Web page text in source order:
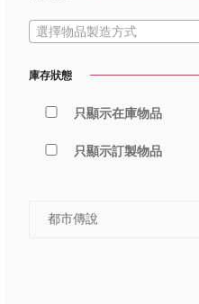
選擇物品製造方式
庫存狀態
只顯示在庫物品
只顯示訂製物品